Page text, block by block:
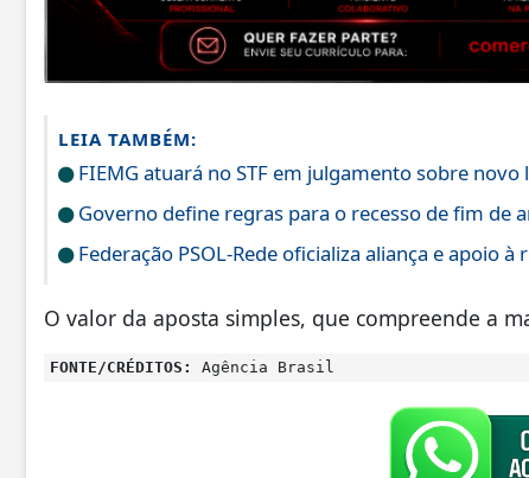
LEIA TAMBÉM:
FIEMG atuará no STF em julgamento sobre
Governo define regras para o recesso de fim de
Federação PSOL-Rede oficializa aliança e apoio à
O valor da aposta simples, que compreende a
FONTE/CRÉDITOS: Agência Brasil